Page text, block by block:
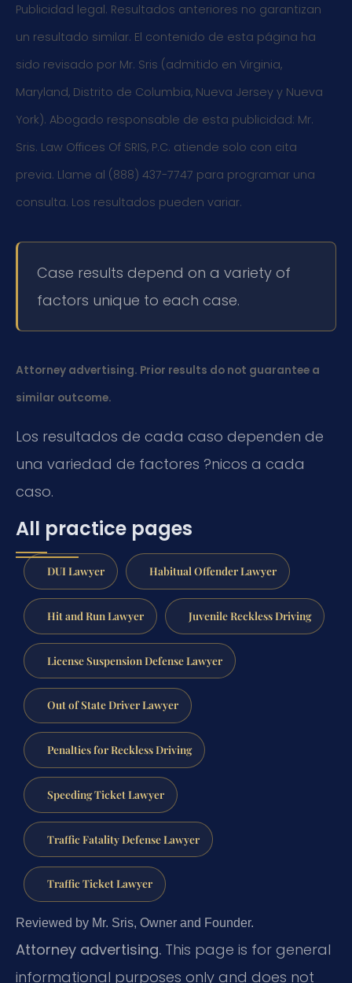
Publicidad legal. Resultados anteriores no garantizan
un resultado similar. El contenido de esta página ha
sido revisado por Mr. Sris (admitido en Virginia,
Maryland, Distrito de Columbia, Nueva Jersey y Nueva
York). Abogado responsable de esta publicidad: Mr.
Sris. Law Offices Of SRIS, P.C. atiende solo con cita
previa. Llame al (888) 437-7747 para programar una
consulta. Los resultados pueden variar.
Case results depend on a variety of
factors unique to each case.
Attorney advertising. Prior results do not guarantee a
similar outcome.
Los resultados de cada caso dependen de
una variedad de factores ?nicos a cada
caso.
All practice pages
DUI Lawyer Habitual Offender Lawyer
Hit and Run Lawyer Juvenile Reckless Driving
License Suspension Defense Lawyer
Out of State Driver Lawyer
Penalties for Reckless Driving
Speeding Ticket Lawyer
Traffic Fatality Defense Lawyer
Traffic Ticket Lawyer
Reviewed by Mr. Sris, Owner and Founder.
Attorney advertising. This page is for general
informational purposes only and does not